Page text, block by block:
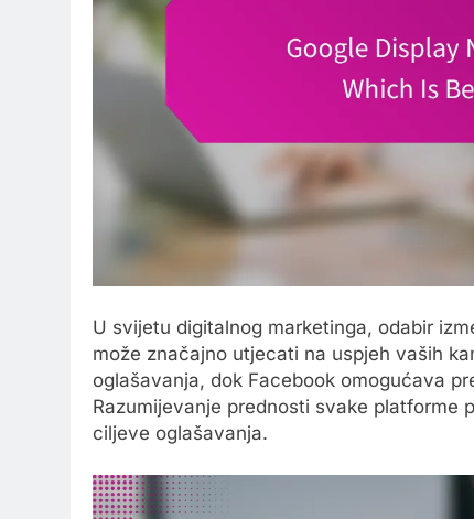
U svijetu digitalnog marketinga, odabir
može značajno utjecati na uspjeh vaših
oglašavanja, dok Facebook omogućava
Razumijevanje prednosti svake platforme
ciljeve oglašavanja.